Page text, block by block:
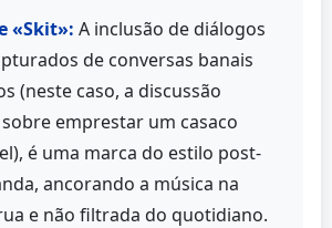
«Skit»: A inclusão de diálogos
de conversas banais
(neste caso, a discussão
emprestar um casaco
é uma marca do estilo post-
ancorando a música na
e não filtrada do quotidiano.